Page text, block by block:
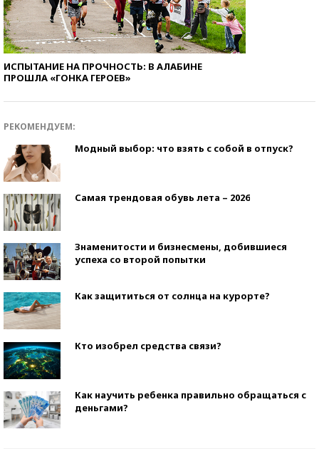
ИСПЫТАНИЕ НА ПРОЧНОСТЬ: В АЛАБИНЕ
ПРОШЛА «ГОНКА ГЕРОЕВ»
РЕКОМЕНДУЕМ:
Модный выбор: что взять с собой в отпуск?
Самая трендовая обувь лета – 2026
Знаменитости и бизнесмены, добившиеся
успеха со второй попытки
Как защититься от солнца на курорте?
Кто изобрел средства связи?
Как научить ребенка правильно обращаться с
деньгами?